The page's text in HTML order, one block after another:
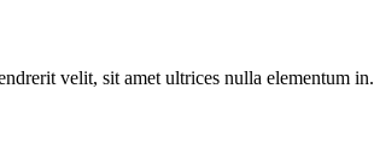
velit, sit amet ultrices nulla elementum in.